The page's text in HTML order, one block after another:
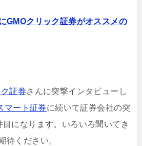
GMOクリック証券がオススメの
証券さんに突撃インタビューし
マート証券に続いて証券会社の突
になります。いろいろ聞いてき
待ください。